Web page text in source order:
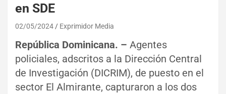
en SDE
02/05/2024 Exprimidor Media
República Dominicana. – Agentes
policiales, adscritos a la Dirección Central
de Investigación (DICRIM), de puesto en el
sector El Almirante, capturaron a los dos